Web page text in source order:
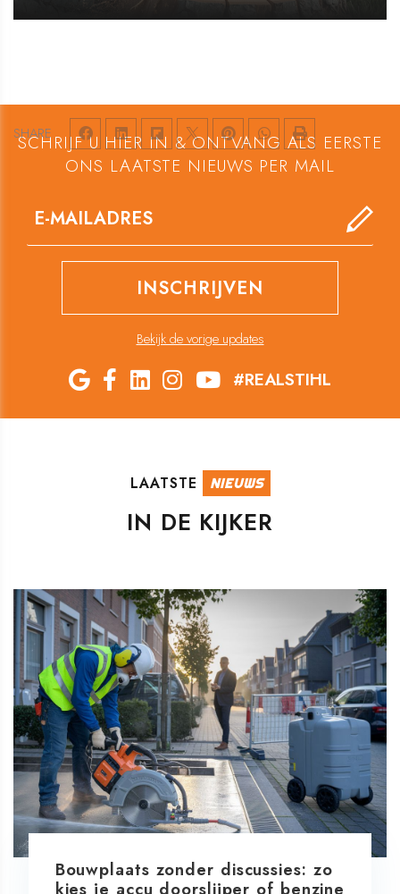
SHARE
SCHRIJF U HIER IN & ONTVANG ALS EERSTE
ONS LAATSTE NIEUWS PER MAIL
Bekijk de vorige updates
#REALSTIHL
LAATSTE NIEUWS
IN DE KIJKER
Bouwplaats zonder discussies: zo
kies je accu doorslijper of benzine